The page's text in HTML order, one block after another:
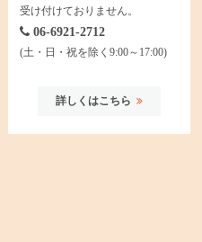
受け付けておりません。
06-6921-2712
(土・日・祝を除く9:00～17:00)
詳しくはこちら